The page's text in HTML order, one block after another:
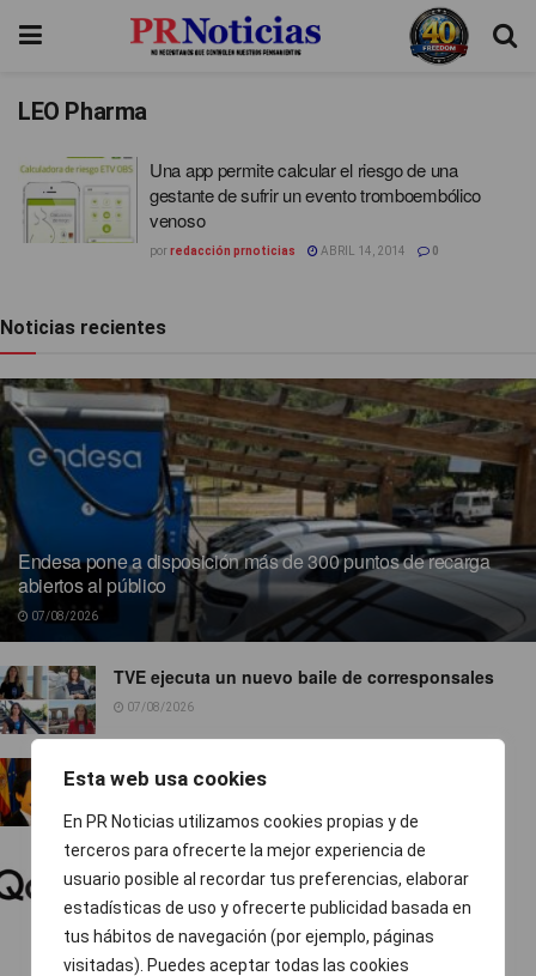
Esta web usa cookies
En PR Noticias utilizamos cookies propias y de
terceros para ofrecerte la mejor experiencia de
usuario posible al recordar tus preferencias, elaborar
estadísticas de uso y ofrecerte publicidad basada en
tus hábitos de navegación (por ejemplo, páginas
visitadas). Puedes aceptar todas las cookies
LEO Pharma
Una app permite calcular el riesgo de una
gestante de sufrir un evento tromboembólico
venoso
porredacción prnoticias ABRIL 14, 2014 0
Noticias recientes
Endesa pone a disposición más de 300 puntos de recarga
abiertos al público
07/08/2026
TVE ejecuta un nuevo baile de corresponsales
07/08/2026
Ropa para socialistas
El 74 % de las pymes europeas gestiona sus
finanzas fuera del horario laboral
07/08/2026